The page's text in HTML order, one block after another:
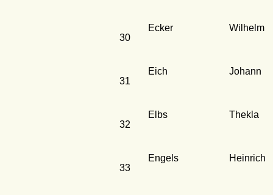
30
Ecker Wilhelm
31
Eich Johann
32
Elbs Thekla
33
Engels Heinrich